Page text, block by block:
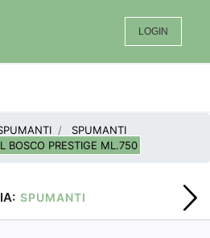
LOGIN
SPUMANTI
BOSCO PRESTIGE ML.750
SPUMANTI